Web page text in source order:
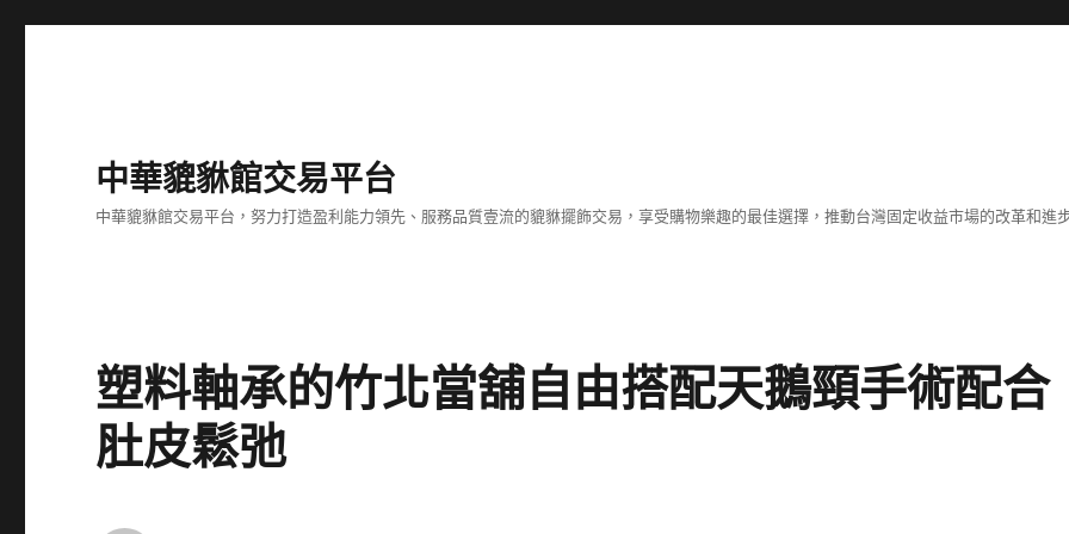
中華貔貅館交易平台
中華貔貅館交易平台，努力打造盈利能力領先、服務品質壹流的貔貅擺飾交易，享受購物樂趣的最佳選擇，推動台灣固定收益市場的改革和進
塑料軸承的竹北當舖自由搭配天鵝頸手術配合
肚皮鬆弛